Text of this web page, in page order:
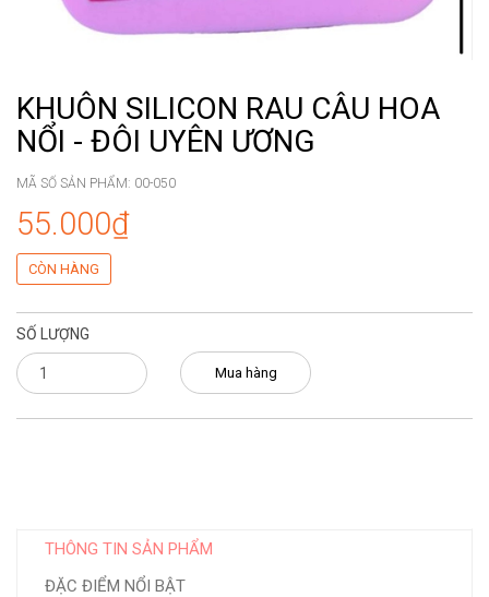
KHUÔN SILICON RAU CÂU HOA
NỔI - ĐÔI UYÊN ƯƠNG
MÃ SỐ SẢN PHẨM: 00-050
55.000₫
CÒN HÀNG
SỐ LƯỢNG
Mua hàng
THÔNG TIN SẢN PHẨM
ĐẶC ĐIỂM NỔI BẬT